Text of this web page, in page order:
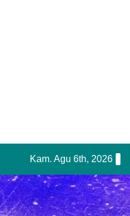
content
Kam. Agu 6th, 2026